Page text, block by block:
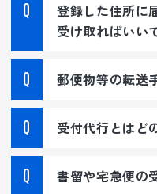
登録した住所に
受け取ればいい
郵便物等の転送
受付代行とはど
書留や宅急便の